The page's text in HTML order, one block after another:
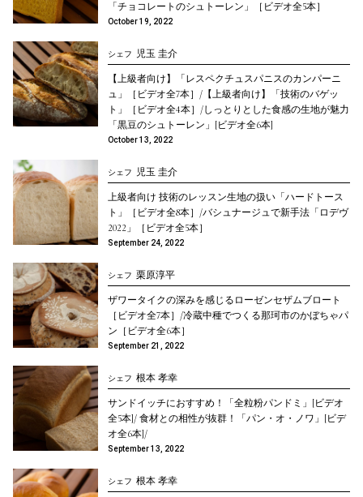
「チョコレートのシュトーレン」［ビデオ全5本］
October 19, 2022
シェフ 児玉 圭介
【上級者向け】「レスペクチュスパニスのカンパーニ
ュ」［ビデオ全7本］/【上級者向け】「技術のバゲッ
ト」［ビデオ全4本］/しっとりとした食感の生地が魅力
「黒豆のシュトーレン」[ビデオ全6本]
October 13, 2022
シェフ 児玉 圭介
上級者向け 技術のレッスン生地の扱い「ハードトース
ト」［ビデオ全8本］/バシュナージュで新手法「ロデヴ
2022」［ビデオ全5本］
September 24, 2022
シェフ 栗原淳平
ザワータイクの深みを感じるローゼンセザムブロート
［ビデオ全7本］/冷蔵中種でつくる那珂市のかぼちゃパ
ン［ビデオ全6本］
September 21, 2022
シェフ 根本 孝幸
サンドイッチにおすすめ！「全粒粉パンドミ」[ビデオ
全5本]/ 食材との相性が抜群！「パン・オ・ノワ」[ビデ
オ全6本]/
September 13, 2022
シェフ 根本 孝幸